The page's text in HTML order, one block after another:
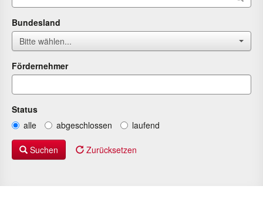
Bundesland
Bitte wählen...
Fördernehmer
Status
alle
abgeschlossen laufend
Suchen Zurücksetzen